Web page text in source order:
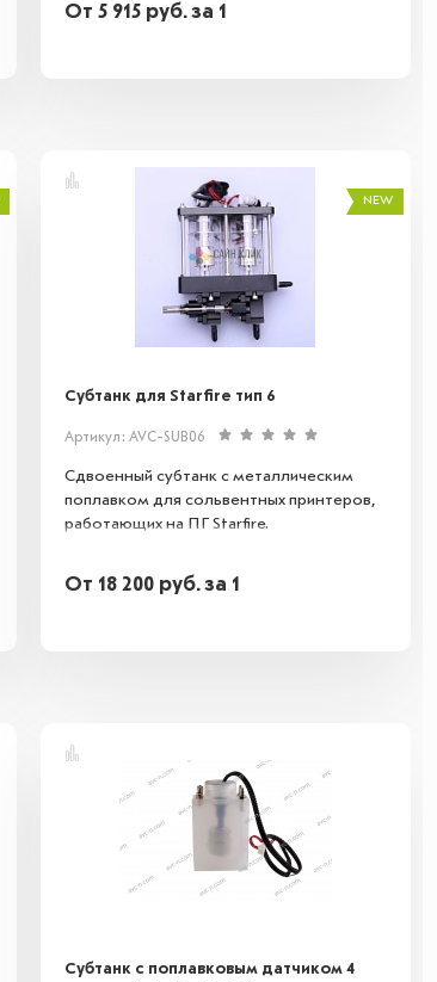
От 5 915 руб.за 1
NEW
Субтанк для Starfire тип 6
Артикул: AVC-SUB06
Сдвоенный субтанк с металлическим
поплавком для сольвентных принтеров,
работающих на ПГ Starfire.
От 18 200 руб.за 1
Субтанк с поплавковым датчиком 4